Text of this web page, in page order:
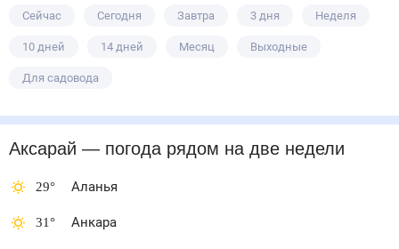
Сейчас Сегодня Завтра 3 дня Неделя
10 дней 14 дней Месяц Выходные
Для садовода
Аксарай — погода рядом на две недели
29° Аланья
31° Анкара